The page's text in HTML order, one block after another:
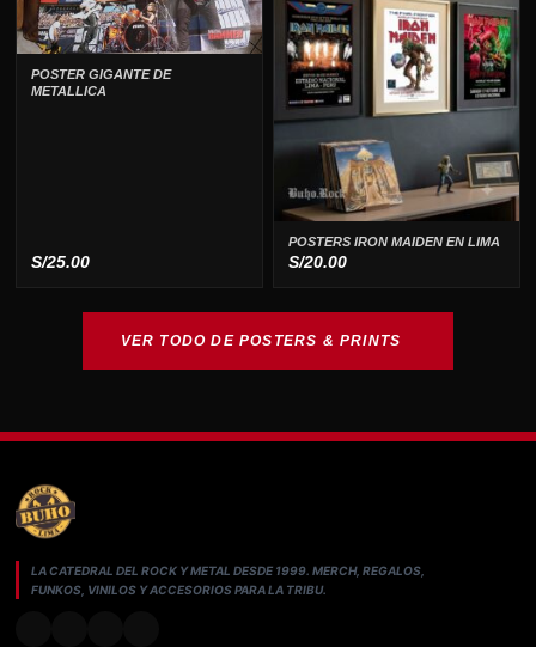
POSTER GIGANTE DE
METALLICA
S/25.00
POSTERS IRON MAIDEN EN LIMA
S/20.00
VER TODO DE POSTERS & PRINTS
LA CATEDRAL DEL ROCK Y METAL DESDE 1999. MERCH, REGALOS,
FUNKOS, VINILOS Y ACCESORIOS PARA LA TRIBU.